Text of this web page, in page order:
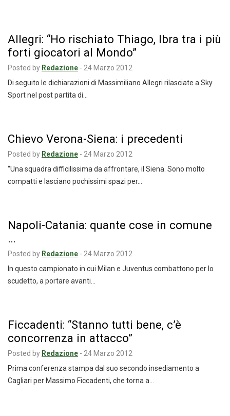
Allegri: “Ho rischiato Thiago, Ibra tra i più
forti giocatori al Mondo”
Posted by Redazione - 24 Marzo 2012
Di seguito le dichiarazioni di Massimiliano Allegri rilasciate a Sky
Sport nel post partita di…
Chievo Verona-Siena: i precedenti
Posted by Redazione - 24 Marzo 2012
“Una squadra difficilissima da affrontare, il Siena. Sono molto
compatti e lasciano pochissimi spazi per…
Napoli-Catania: quante cose in comune
…
Posted by Redazione - 24 Marzo 2012
In questo campionato in cui Milan e Juventus combattono per lo
scudetto, a portare avanti…
Ficcadenti: “Stanno tutti bene, c’è
concorrenza in attacco”
Posted by Redazione - 24 Marzo 2012
Prima conferenza stampa dal suo secondo insediamento a
Cagliari per Massimo Ficcadenti, che torna a…